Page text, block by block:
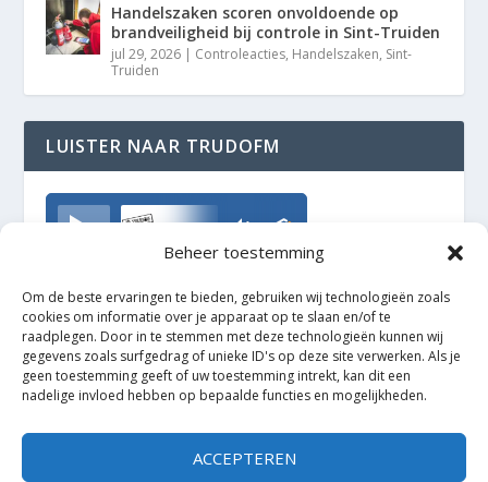
Beheer toestemming
Om de beste ervaringen te bieden, gebruiken wij technologieën zoals
cookies om informatie over je apparaat op te slaan en/of te
raadplegen. Door in te stemmen met deze technologieën kunnen wij
gegevens zoals surfgedrag of unieke ID's op deze site verwerken. Als je
geen toestemming geeft of uw toestemming intrekt, kan dit een
nadelige invloed hebben op bepaalde functies en mogelijkheden.
ACCEPTEREN
Handelszaken scoren onvoldoende op
brandveiligheid bij controle in Sint-Truiden
jul 29, 2026 | Controleacties, Handelszaken, Sint-
Truiden
LUISTER NAAR TRUDOFM
TrudoFM